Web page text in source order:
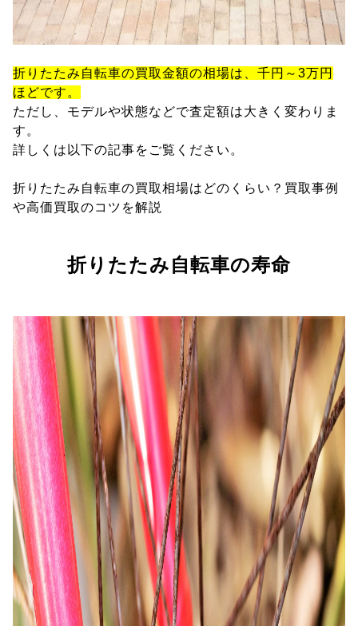
折りたたみ自転車の買取金額の相場は、千円～3万円
ほどです。
ただし、モデルや状態などで査定額は大きく変わりま
す。
詳しくは以下の記事をご覧ください。
折りたたみ自転車の買取相場はどのくらい？買取事例
や高価買取のコツを解説
折りたたみ自転車の寿命